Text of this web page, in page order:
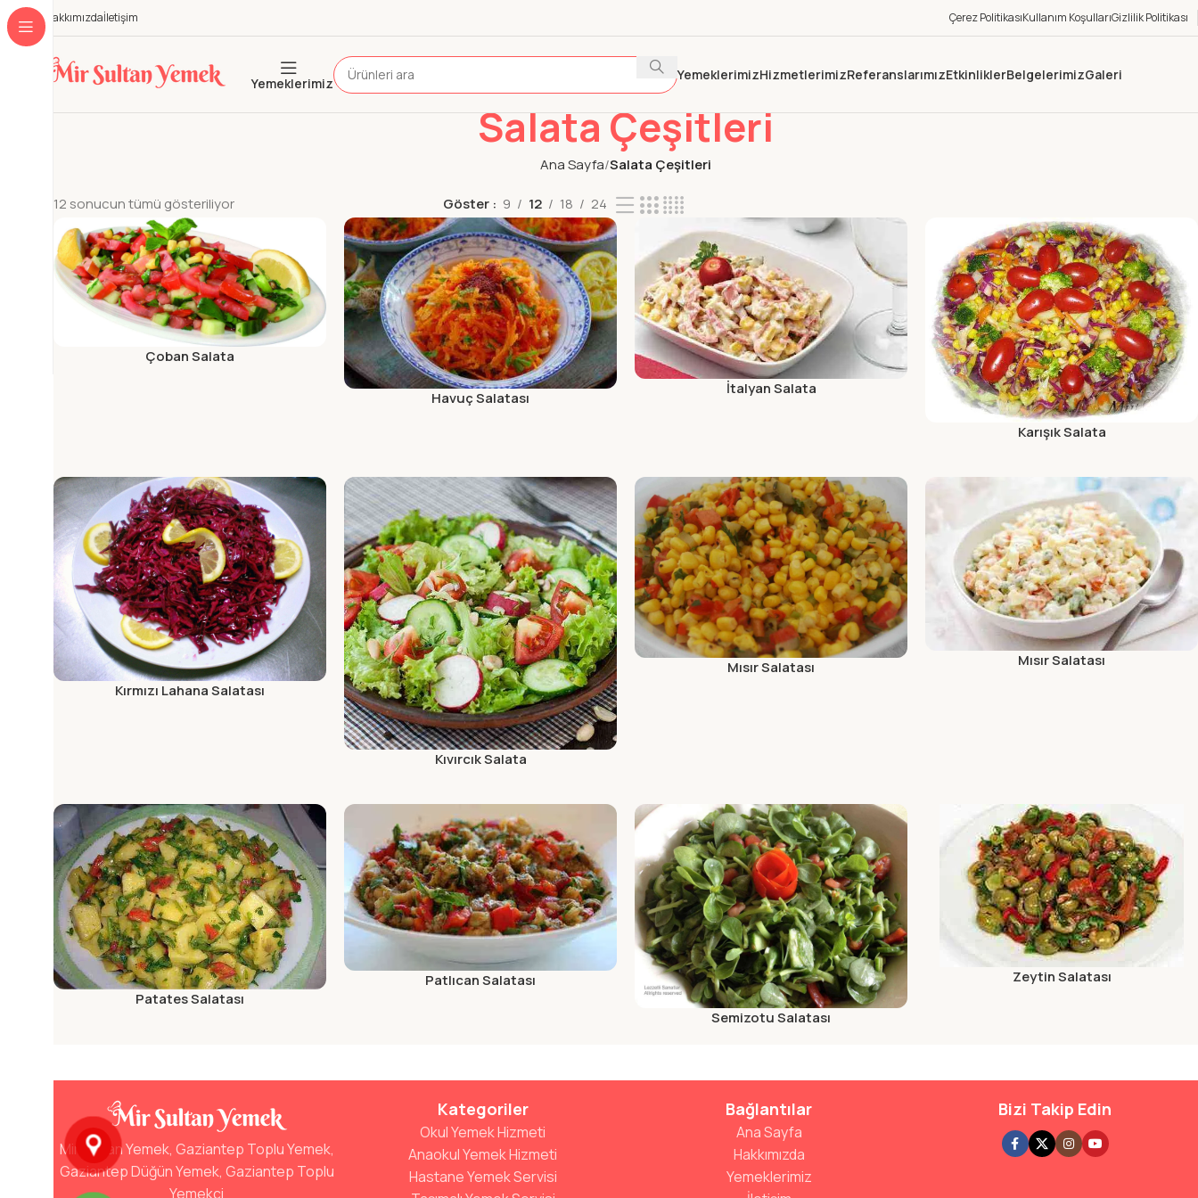
Hakkımızdaİletişim Çerez PolitikasıKullanım KoşullarıGizlilik Politikası
Yemeklerimiz
YemeklerimizHizmetlerimizReferanslarımızEtkinliklerBelgelerimizGaleri
Salata Çeşitleri
Ana Sayfa Salata Çeşitleri
12 sonucun tümü gösteriliyor Göster 9 12 18 24
Çoban Salata
Havuç Salatası
İtalyan Salata
Karışık Salata
Kırmızı Lahana Salatası
Kıvırcık Salata
Mısır Salatası Mısır Salatası
Patates Salatası
Patlıcan Salatası
Semizotu Salatası
Zeytin Salatası
Mir Sultan Yemek, Gaziantep Toplu Yemek,
Gaziantep Düğün Yemek, Gaziantep Toplu
Yemekçi
Kategoriler
Okul Yemek Hizmeti
Anaokul Yemek Hizmeti
Hastane Yemek Servisi
Bağlantılar
Ana Sayfa
Hakkımızda
Yemeklerimiz
Bizi Takip Edin